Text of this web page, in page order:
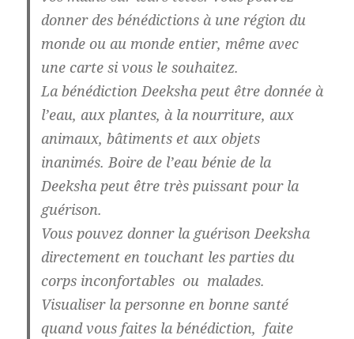
donner des bénédictions à une région du
monde ou au monde entier, même avec
une carte si vous le souhaitez.
La bénédiction Deeksha peut être donnée à
l’eau, aux plantes, à la nourriture, aux
animaux, bâtiments et aux objets
inanimés. Boire de l’eau bénie de la
Deeksha peut être très puissant pour la
guérison.
Vous pouvez donner la guérison Deeksha
directement en touchant les parties du
corps inconfortables ou malades.
Visualiser la personne en bonne santé
quand vous faites la bénédiction, faite